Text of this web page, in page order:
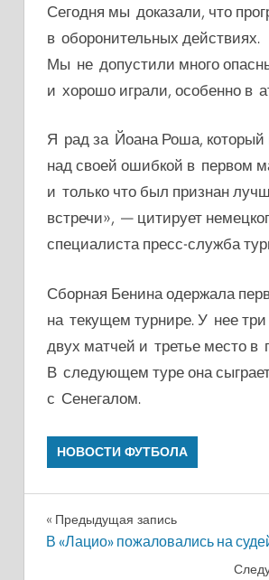
Сегодня мы доказали, что
в оборонительных действиях.
Мы не допустили много
и хорошо играли, особенно в
Я рад за Йоана Роша, который
над своей ошибкой в первом
и только что был признан
встречи», — цитирует
специалиста пресс-служба
Сборная Бенина одержала
на текущем турнире. У нее три
двух матчей и третье место в
В следующем туре она
с Сенегалом.
НОВОСТИ ФУТБОЛА
Навигация
Предыдущая запись
В «Лацио» пожаловались на